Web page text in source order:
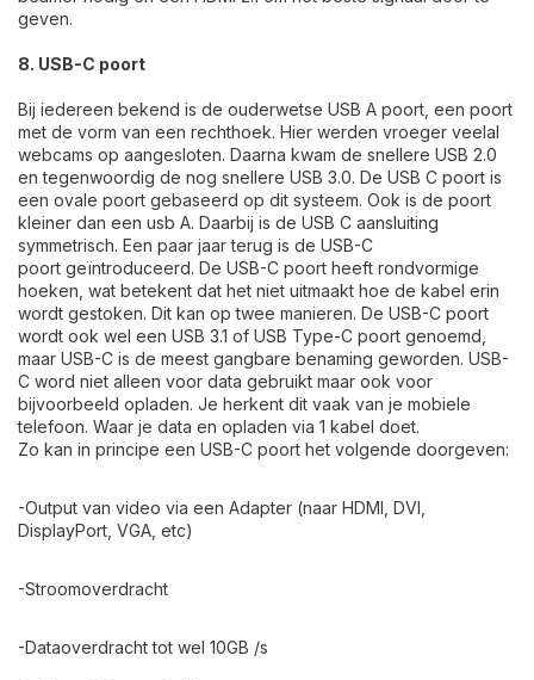
geven.
8. USB-C poort
Bij iedereen bekend is de ouderwetse USB A poort, een poort
met de vorm van een rechthoek. Hier werden vroeger veelal
webcams op aangesloten. Daarna kwam de snellere USB 2.0
en tegenwoordig de nog snellere USB 3.0. De USB C poort is
een ovale poort gebaseerd op dit systeem. Ook is de poort
kleiner dan een usb A. Daarbij is de USB C aansluiting
symmetrisch. Een paar jaar terug is de USB-C
poort geïntroduceerd. De USB-C poort heeft rondvormige
hoeken, wat betekent dat het niet uitmaakt hoe de kabel erin
wordt gestoken. Dit kan op twee manieren. De USB-C poort
wordt ook wel een USB 3.1 of USB Type-C poort genoemd,
maar USB-C is de meest gangbare benaming geworden. USB-
C word niet alleen voor data gebruikt maar ook voor
bijvoorbeeld opladen. Je herkent dit vaak van je mobiele
telefoon. Waar je data en opladen via 1 kabel doet.
Zo kan in principe een USB-C poort het volgende doorgeven:
-Output van video via een Adapter (naar HDMI, DVI,
DisplayPort, VGA, etc)
-Stroomoverdracht
-Dataoverdracht tot wel 10GB /s